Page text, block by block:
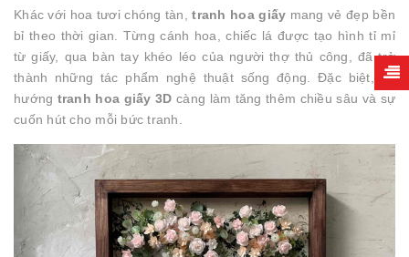
Khác với hoa tươi chóng tàn,tranh hoa giấy mang vẻ đẹp bền
bỉ theo thời gian. Từng cánh hoa, chiếc lá được tạo hình tỉ mỉ
từ giấy, qua bàn tay khéo léo của người thợ thủ công, đã trở
thành những tác phẩm nghệ thuật sống động. Đặc biệt, xu
hướng tranh hoa giấy 3D càng làm tăng thêm chiều sâu và sự
cuốn hút cho mỗi bức tranh.